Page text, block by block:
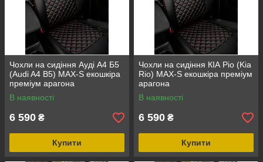
Чохли на сидіння Ауді А4 Б5
(Audi A4 B5) MAX-S екошкіра
преміум арагона
В наявності
6 590 ₴
Купити
Чохли на сидіння КІА Ріо (Kia
Rio) MAX-S екошкіра преміум
арагона
В наявності
6 590 ₴
Купити